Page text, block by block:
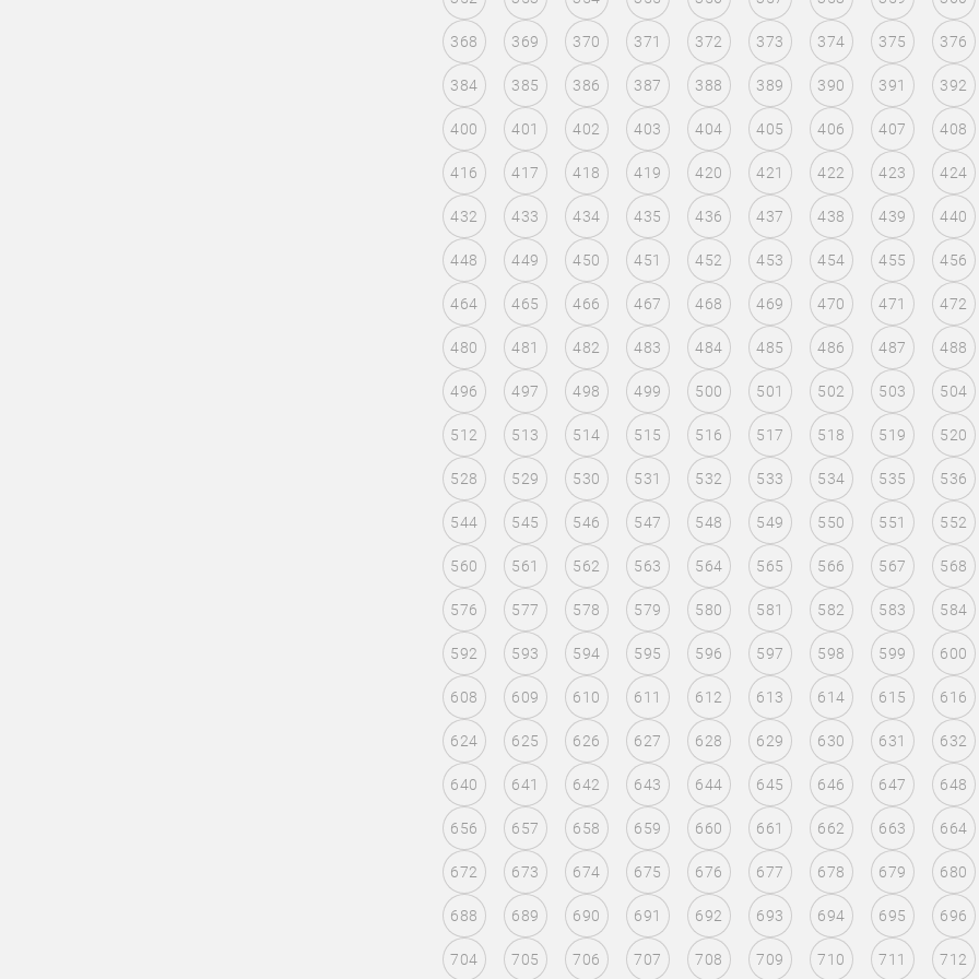
368 369 370 371 372 373 374 375 376
384 385 386 387 388 389 390 391 392
400 401 402 403 404 405 406 407 408
416 417 418 419 420 421 422 423 424
432 433 434 435 436 437 438 439 440
448 449 450 451 452 453 454 455 456
464 465 466 467 468 469 470 471 472
480 481 482 483 484 485 486 487 488
496 497 498 499 500 501 502 503 504
512 513 514 515 516 517 518 519 520
528 529 530 531 532 533 534 535 536
544 545 546 547 548 549 550 551 552
560 561 562 563 564 565 566 567 568
576 577 578 579 580 581 582 583 584
592 593 594 595 596 597 598 599 600
608 609 610 611 612 613 614 615 616
624 625 626 627 628 629 630 631 632
640 641 642 643 644 645 646 647 648
656 657 658 659 660 661 662 663 664
672 673 674 675 676 677 678 679 680
688 689 690 691 692 693 694 695 696
704 705 706 707 708 709 710 711 712